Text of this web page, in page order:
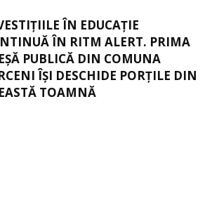
ÎN EDUCAȚIE
ÎN RITM ALERT. PRIMA
PUBLICĂ DIN COMUNA
ÎŞI DESCHIDE PORŢILE DIN
TOAMNĂ